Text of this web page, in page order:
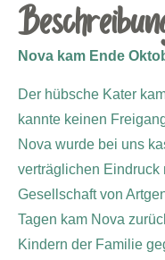
Nova kam Ende
Der hübsche Kater
kannte keinen
Nova wurde bei uns
verträglichen Eindruck
Gesellschaft von
Tagen kam Nova
Kindern der Familie